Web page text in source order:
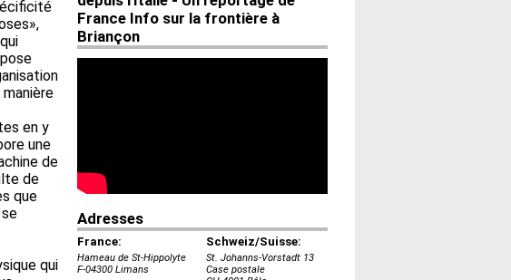
en y
une
de
de
que
qui